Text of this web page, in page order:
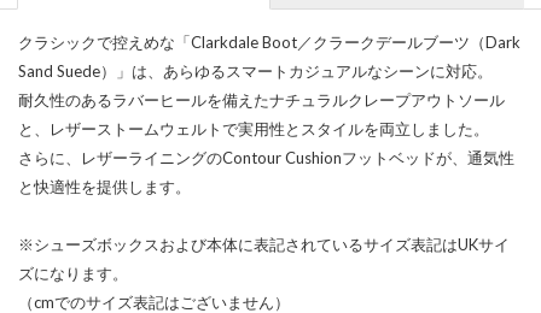
クラシックで控えめな「Clarkdale Boot／クラークデールブーツ（Dark
Sand Suede）」は、あらゆるスマートカジュアルなシーンに対応。
耐久性のあるラバーヒールを備えたナチュラルクレープアウトソール
と、レザーストームウェルトで実用性とスタイルを両立しました。
さらに、レザーライニングのContour Cushionフットベッドが、通気性
と快適性を提供します。
※シューズボックスおよび本体に表記されているサイズ表記はUKサイ
ズになります。
（cmでのサイズ表記はございません）